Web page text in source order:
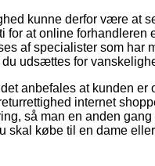
kunne derfor være at
for at online forhandleren
af specialister som har
udsættes for
anbefales at kunden
internet
så man en anden
skal købe til en dame